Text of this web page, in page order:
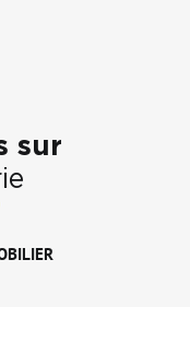
sur